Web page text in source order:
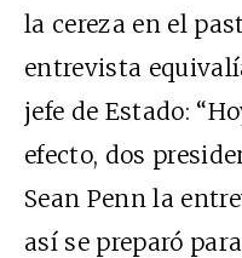
la cereza en el
entrevista
jefe de Estado:
efecto, dos
Sean Penn la
así se preparó